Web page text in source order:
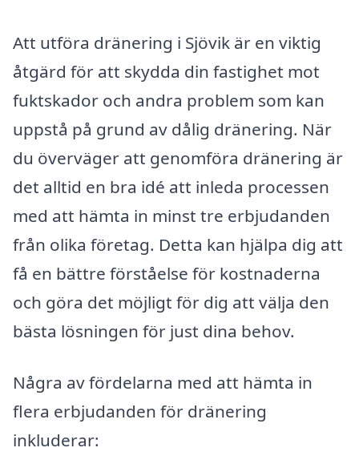
Att utföra dränering i Sjövik är en viktig
åtgärd för att skydda din fastighet mot
fuktskador och andra problem som kan
uppstå på grund av dålig dränering. När
du överväger att genomföra dränering är
det alltid en bra idé att inleda processen
med att hämta in minst tre erbjudanden
från olika företag. Detta kan hjälpa dig att
få en bättre förståelse för kostnaderna
och göra det möjligt för dig att välja den
bästa lösningen för just dina behov.
Några av fördelarna med att hämta in
flera erbjudanden för dränering
inkluderar: